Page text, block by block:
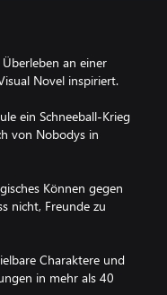
an einer
Novel inspiriert.
ein Schneeball-Krieg
von Nobodys in
Können gegen
nicht, Freunde zu
Charaktere und
in mehr als 40